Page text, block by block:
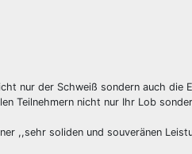
nur der Schweiß sondern auch die
Teilnehmern nicht nur Ihr Lob
,,sehr soliden und souveränen